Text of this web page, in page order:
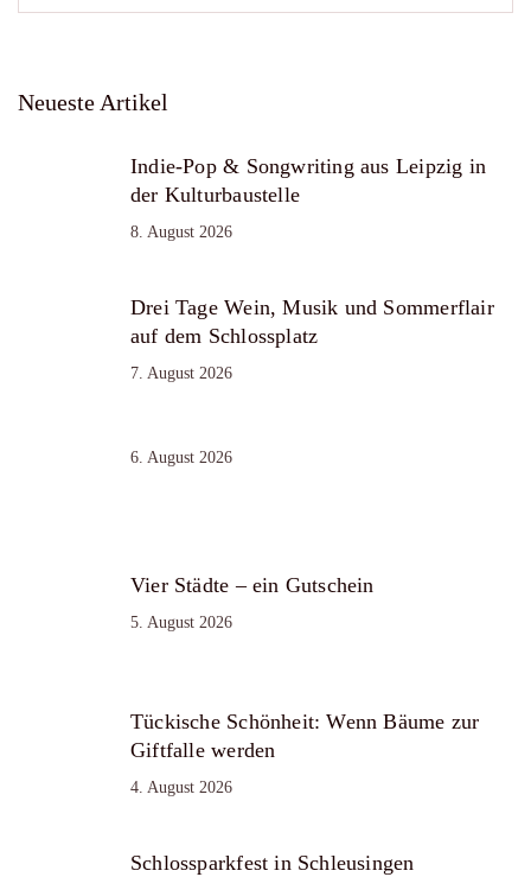
Neueste Artikel
Indie-Pop & Songwriting aus Leipzig in
der Kulturbaustelle
8. August 2026
Drei Tage Wein, Musik und Sommerflair
auf dem Schlossplatz
7. August 2026
6. August 2026
Vier Städte – ein Gutschein
5. August 2026
Tückische Schönheit: Wenn Bäume zur
Giftfalle werden
4. August 2026
Schlossparkfest in Schleusingen